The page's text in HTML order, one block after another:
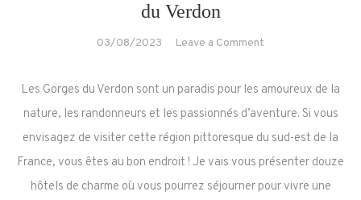
du Verdon
03/08/2023 Leave a Comment
dans
les
Gorges
Les Gorges du Verdon sont un paradis pour les amoureux de la
nature, les randonneurs et les passionnés d’aventure. Si vous
envisagez de visiter cette région pittoresque du sud-est de la
France, vous êtes au bon endroit ! Je vais vous présenter douze
hôtels de charme où vous pourrez séjourner pour vivre une